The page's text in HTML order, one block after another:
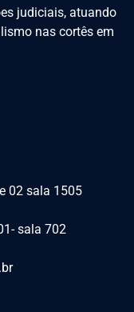
judiciais, atuando
nas cortês em
02 sala 1505
sala 702